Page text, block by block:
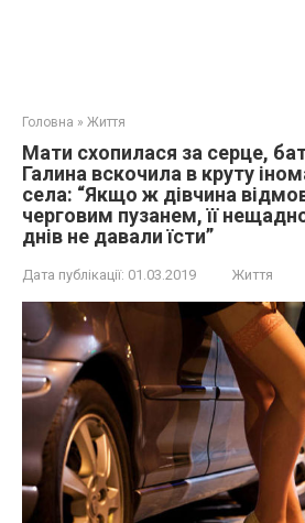
Головна » Життя
Мати схопилася за серце,
Галина вскочила в круту
села: “Якщо ж дівчина
черговим пузанем, її
днів не давали їсти”
Дата публікації: 01.03.2019 Життя